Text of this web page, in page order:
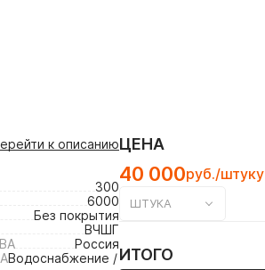
к описанию
300
6000
Без покрытия
ВЧШГ
Россия
Водоснабжение / Пожаротушение
ЦЕНА
40 000руб./штуку
ШТУКА
ИТОГО